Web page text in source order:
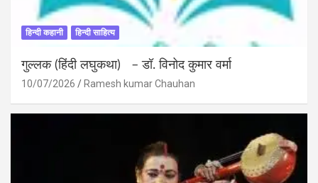
हिन्दी कहानी हिन्दी साहित्य
गुल्लक (हिंदी लघुकथा) – डॉ. विनोद कुमार वर्मा
10/07/2026 Ramesh kumar Chauhan